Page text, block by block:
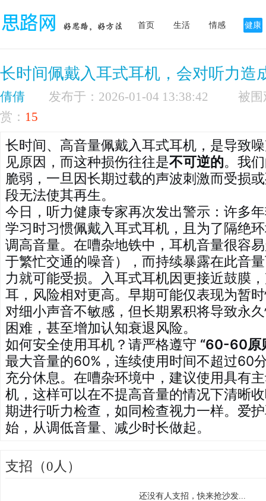
首页 生活 情感 健康
长时间佩戴入耳式耳机，会对听力造
倩倩 发布于：2026-01-04 13:38:42
赏： 15
长时间、高音量佩戴入耳式耳机，是导致
见原因，而这种损伤往往是不可逆的。我
脆弱，一旦因长期过载的声波刺激而受损
段无法使其再生。
今日，听力健康专家再次发出警示：许多
学习时习惯佩戴入耳式耳机，且为了隔绝
调高音量。在嘈杂地铁中，耳机音量很容
于繁忙交通的噪音），而持续暴露在此音
力就可能受损。入耳式耳机因更接近鼓膜
耳，风险相对更高。早期可能仅表现为暂
对细小声音不敏感，但长期累积将导致永
困难，甚至增加认知衰退风险。
如何安全使用耳机？请严格遵守 “60-60原
最大音量的60%，连续使用时间不超过60
充分休息。在嘈杂环境中，建议使用具有
机，这样可以在不提高音量的情况下清晰
期进行听力检查，如同检查视力一样。爱
始，从调低音量、减少时长做起。
支招（0人）
还没有人支招，快来抢沙发...